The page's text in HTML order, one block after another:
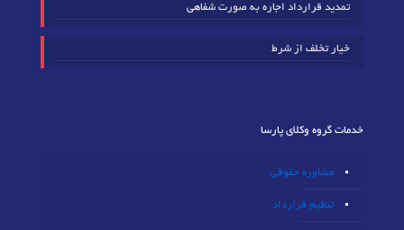
تمدید قرارداد اجاره به صورت شفاهی
خیار تخلف از شرط
خدمات گروه وکلای پارسا
مشاوره حقوقی
تنظیم قرارداد